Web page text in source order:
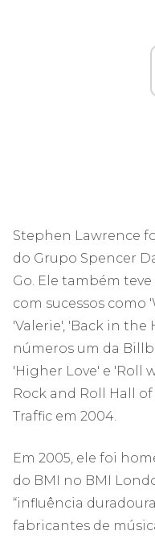
Stephen Lawrence
do Grupo Spencer
Go. Ele também
com sucessos como
'Valerie', 'Back in
números um da
'Higher Love' e 'Roll
Rock and Roll Hall
Traffic em 2004.
Em 2005, ele foi
do BMI no BMI
“influência
fabricantes de